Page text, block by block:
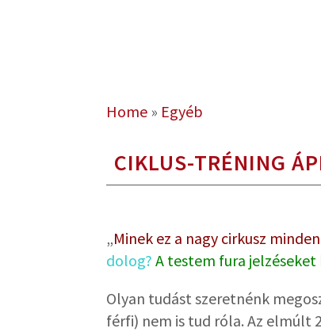
Home » Egyéb
CIKLUS-TRÉNING
„Minek ez a nagy cirkusz
dolog? A testem fura
Olyan tudást szeretnénk
férfi) nem is tud róla. Az elmúlt